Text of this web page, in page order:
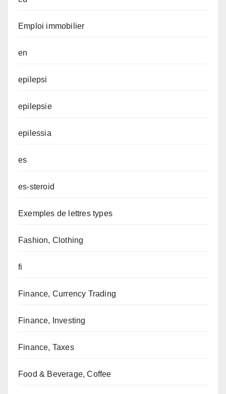
Emploi immobilier
en
epilepsi
epilepsie
epilessia
es
es-steroid
Exemples de lettres types
Fashion, Clothing
fi
Finance, Currency Trading
Finance, Investing
Finance, Taxes
Food & Beverage, Coffee